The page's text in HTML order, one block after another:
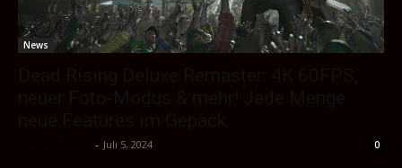
News
- Juli 5, 2024 0